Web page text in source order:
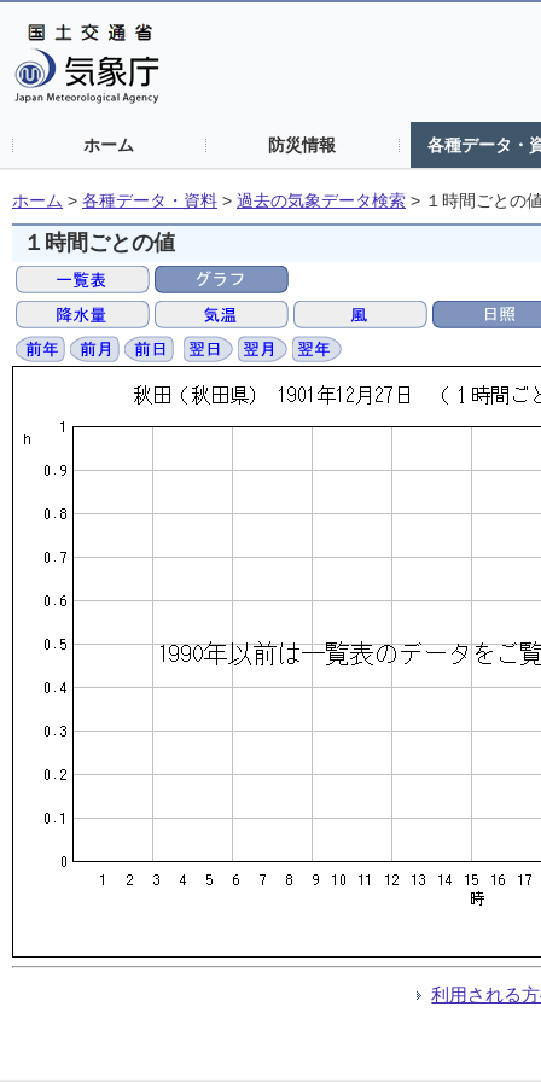
ホーム 防災情報 各種データ・
ホーム > 各種データ・資料 > 過去の気象データ検索 > １時間ごとの
１時間ごとの値
利用される